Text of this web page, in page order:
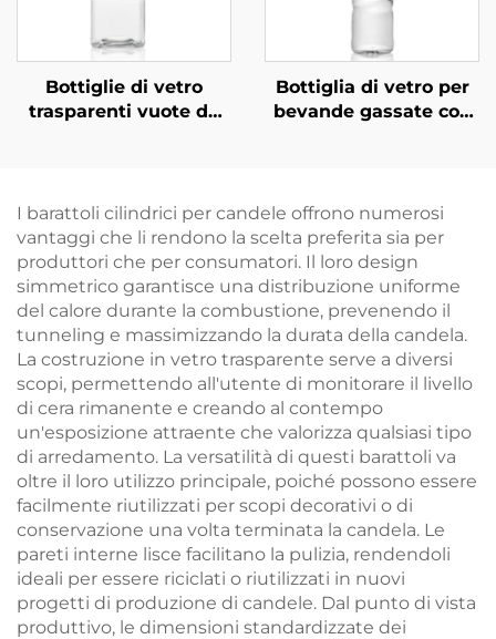
Bottiglie di vetro
trasparenti vuote da
caffè
Bottiglia di vetro per
bevande gassate con
I barattoli cilindrici per candele offrono numerosi
vantaggi che li rendono la scelta preferita sia per
produttori che per consumatori. Il loro design
simmetrico garantisce una distribuzione uniforme
del calore durante la combustione, prevenendo il
tunneling e massimizzando la durata della candela.
La costruzione in vetro trasparente serve a diversi
scopi, permettendo all'utente di monitorare il livello
di cera rimanente e creando al contempo
un'esposizione attraente che valorizza qualsiasi tipo
di arredamento. La versatilità di questi barattoli va
oltre il loro utilizzo principale, poiché possono essere
facilmente riutilizzati per scopi decorativi o di
conservazione una volta terminata la candela. Le
pareti interne lisce facilitano la pulizia, rendendoli
ideali per essere riciclati o riutilizzati in nuovi
progetti di produzione di candele. Dal punto di vista
produttivo, le dimensioni standardizzate dei